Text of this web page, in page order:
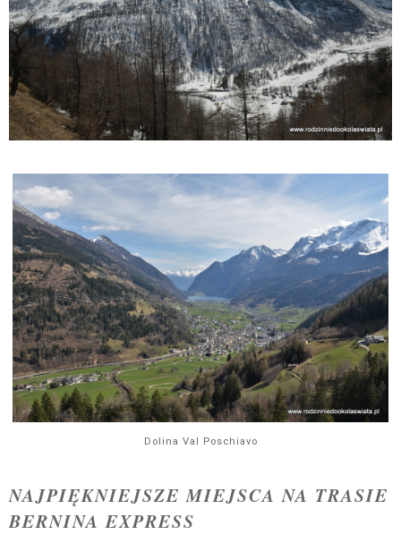
Dolina Val Poschiavo
NAJPIĘKNIEJSZE MIEJSCA NA TRASIE
BERNINA EXPRESS